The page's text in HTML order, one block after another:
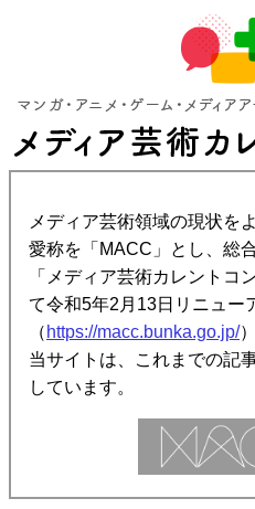
メディア芸術領域の現状を
愛称を「MACC」とし、総
「メディア芸術カレントコ
て令和5年2月13日リニュー
（ https://macc.bunka.go.jp/）
当サイトは、これまでの記
しています。